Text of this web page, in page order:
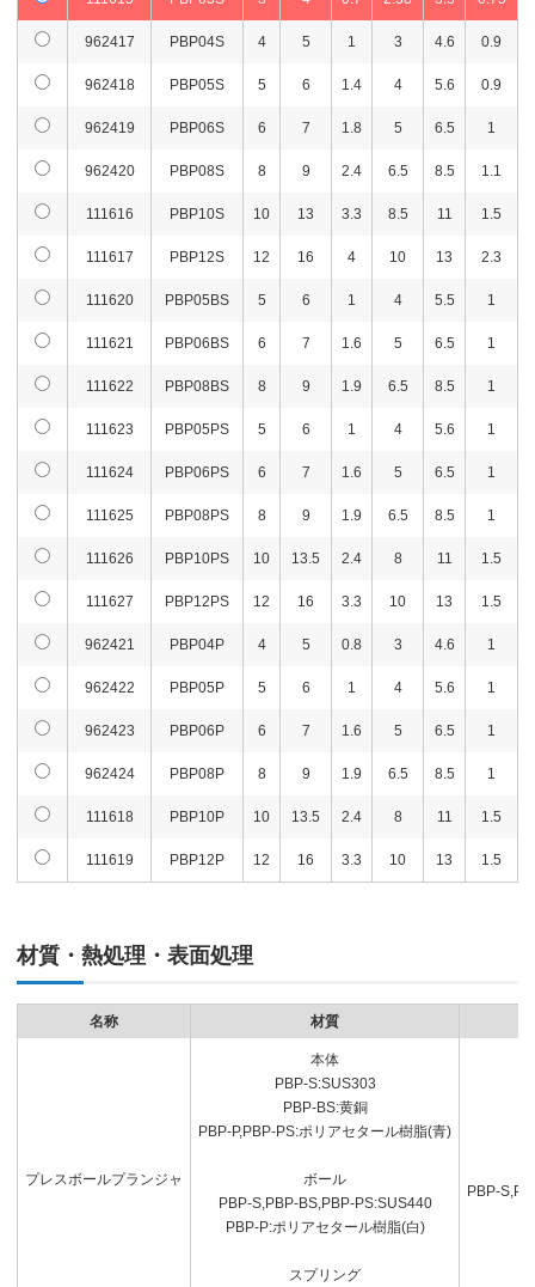
962417 PBP04S 4 5 1 3 4.6 0.9
962418 PBP05S 5 6 1.4 4 5.6 0.9
962419 PBP06S 6 7 1.8 5 6.5 1
962420 PBP08S 8 9 2.4 6.5 8.5 1.1
111616 PBP10S 10 13 3.3 8.5 11 1.5
111617 PBP12S 12 16 4 10 13 2.3
111620 PBP05BS 5 6 1 4 5.5 1
111621 PBP06BS 6 7 1.6 5 6.5 1
111622 PBP08BS 8 9 1.9 6.5 8.5 1
111623 PBP05PS 5 6 1 4 5.6 1
111624 PBP06PS 6 7 1.6 5 6.5 1
111625 PBP08PS 8 9 1.9 6.5 8.5 1
111626 PBP10PS 10 13.5 2.4 8 11 1.5
111627 PBP12PS 12 16 3.3 10 13 1.5
962421 PBP04P 4 5 0.8 3 4.6 1
962422 PBP05P 5 6 1 4 5.6 1
962423 PBP06P 6 7 1.6 5 6.5 1
962424 PBP08P 8 9 1.9 6.5 8.5 1
111618 PBP10P 10 13.5 2.4 8 11 1.5
111619 PBP12P 12 16 3.3 10 13 1.5
材質・熱処理・表面処理
名称 材質
プレスボールプランジャ
本体
PBP-S:SUS303
PBP-BS:黄銅
PBP-P,PBP-PS:ポリアセタール樹脂(青)
ボール
PBP-S,PBP-BS,PBP-PS:SUS440
PBP-P:ポリアセタール樹脂(白)
スプリング
PBP-